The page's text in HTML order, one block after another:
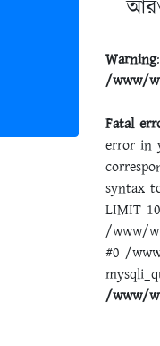
Warning
/www/
Fatal
error in
syntax
LIMIT
/www/
#0 /
/www/